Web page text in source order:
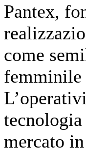
Pantex,
come
femminile
mercato